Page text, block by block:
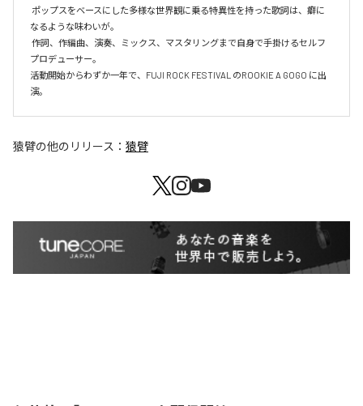
なるような味わいが。
プロデューサー。
活動開始からわずか一年で、FUJI ROCK FESTIVAL のROOKIE A GOGO に出
演。
猿臂の他のリリース： 猿臂